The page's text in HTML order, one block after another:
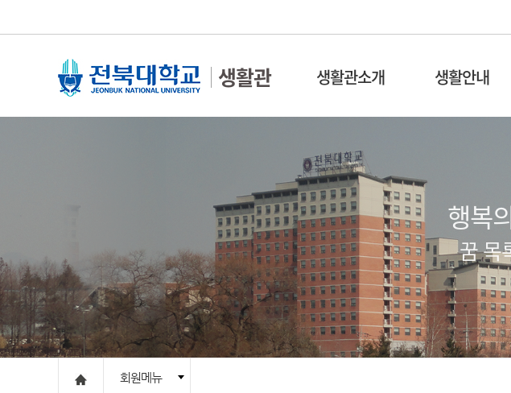
생활관 생활관소개 생활안내
행복
꿈 목
회원메뉴